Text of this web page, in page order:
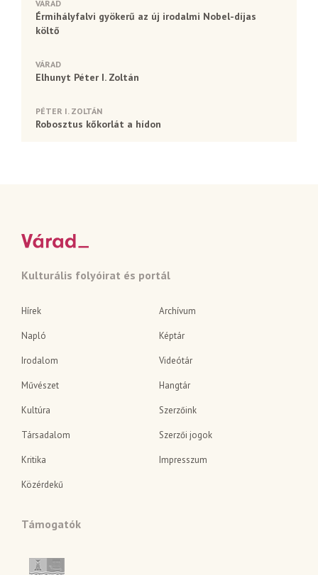
VÁRAD
Érmihályfalvi gyökerű az új irodalmi Nobel-díjas
költő
VÁRAD
Elhunyt Péter I. Zoltán
PÉTER I. ZOLTÁN
Robosztus kőkorlát a hídon
Kulturális folyóirat és portál
Hírek
Napló
Irodalom
Művészet
Kultúra
Társadalom
Kritika
Közérdekű
Archívum
Képtár
Videótár
Hangtár
Szerzőink
Szerzői jogok
Impresszum
Támogatók